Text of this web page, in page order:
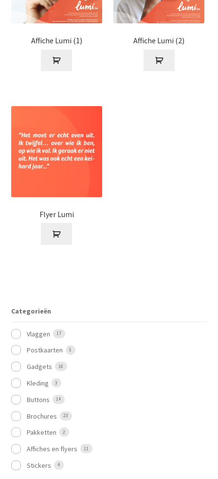
Affiche Lumi (1) Affiche Lumi (2)
Flyer Lumi
Categorieën
Vlaggen 17
Postkaarten 5
Gadgets 16
Kleding 3
Buttons 14
Brochures 23
Pakketten 2
Affiches en flyers 11
Stickers 4